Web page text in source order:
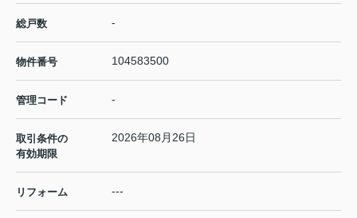
総戸数 -
物件番号 104583500
管理コード -
取引条件の
有効期限
2026年08月26日
リフォーム ---